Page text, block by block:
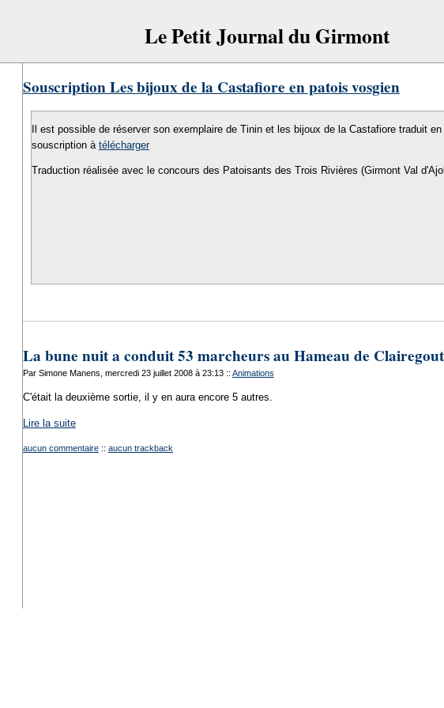
Le Petit Journal du Girmont
Souscription Les bijoux de la Castafiore en patois vosgien
Il est possible de réserver son exemplaire de Tinin et les bijoux de la Castafiore traduit
souscription à télécharger
Traduction réalisée avec le concours des Patoisants des Trois Rivières (Girmont Val
La bune nuit a conduit 53 marcheurs au Hameau de
Par Simone Manens, mercredi 23 juillet 2008 à 23:13 :: Animations
C'était la deuxième sortie, il y en aura encore 5 autres.
Lire la suite
aucun commentaire :: aucun trackback